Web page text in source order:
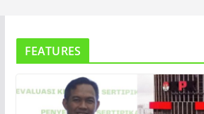
FEATURES